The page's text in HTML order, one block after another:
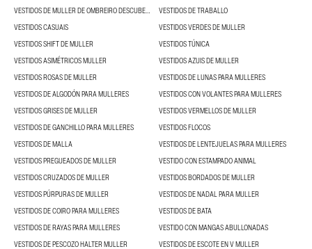
VESTIDOS DE MULLER DE OMBREIRO DESCUBERTO
VESTIDOS DE TRABALLO
VESTIDOS CASUAIS
VESTIDOS VERDES DE MULLER
VESTIDOS SHIFT DE MULLER
VESTIDOS TÚNICA
VESTIDOS ASIMÉTRICOS MULLER
VESTIDOS AZUIS DE MULLER
VESTIDOS ROSAS DE MULLER
VESTIDOS DE LUNAS PARA MULLERES
VESTIDOS DE ALGODÓN PARA MULLERES
VESTIDOS CON VOLANTES PARA MULLERES
VESTIDOS GRISES DE MULLER
VESTIDOS VERMELLOS DE MULLER
VESTIDOS DE GANCHILLO PARA MULLERES
VESTIDOS FLOCOS
VESTIDOS DE MALLA
VESTIDOS DE LENTEJUELAS PARA MULLERES
VESTIDOS PREGUEADOS DE MULLER
VESTIDO CON ESTAMPADO ANIMAL
VESTIDOS CRUZADOS DE MULLER
VESTIDOS BORDADOS DE MULLER
VESTIDOS PÚRPURAS DE MULLER
VESTIDOS DE NADAL PARA MULLER
VESTIDOS DE COIRO PARA MULLERES
VESTIDOS DE BATA
VESTIDOS DE RAYAS PARA MULLERES
VESTIDO CON MANGAS ABULLONADAS
VESTIDOS DE PESCOZO HALTER MULLER
VESTIDOS DE ESCOTE EN V MULLER